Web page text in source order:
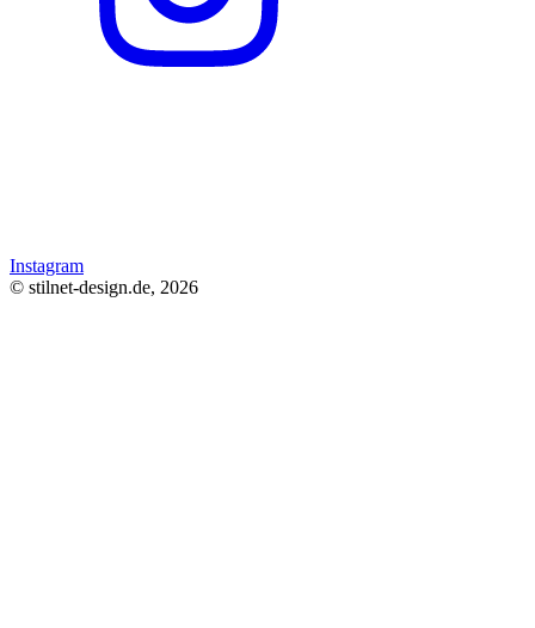
Instagram
© stilnet-design.de, 2026